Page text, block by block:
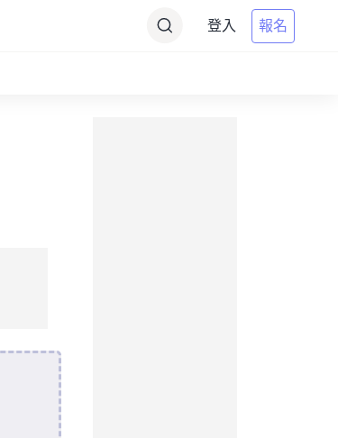
登入 報名